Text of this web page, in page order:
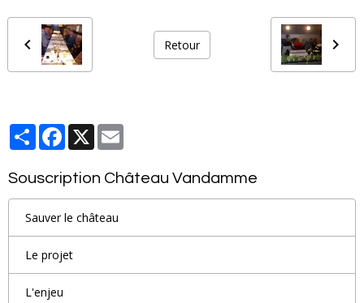
Retour
PartagerFacebook
X
Souscription Château Vandamme
Sauver le château
Le projet
L'enjeu